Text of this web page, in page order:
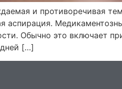
и противоречивая
аспирация.
Обычно это включает
[…]